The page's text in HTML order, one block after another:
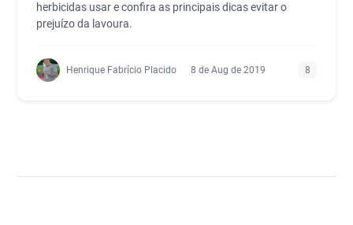
herbicidas usar e confira as principais dicas evitar o
prejuízo da lavoura.
Henrique Fabrício Placido 8 de Aug de 2019 8